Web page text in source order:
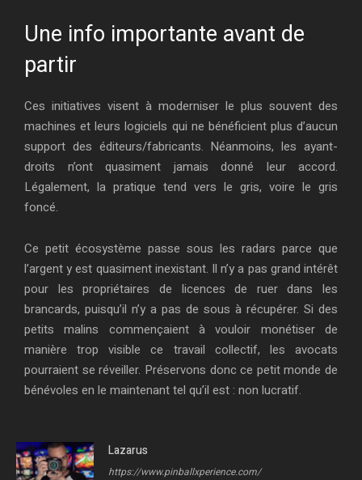
Une info importante avant de
partir
Ces initiatives visent à moderniser le plus souvent des
machines et leurs logiciels qui ne bénéficient plus d’aucun
support des éditeurs/fabricants. Néanmoins, les ayant-
droits n’ont quasiment jamais donné leur accord.
Légalement, la pratique tend vers le gris, voire le gris
foncé.
Ce petit écosystème passe sous les radars parce que
l’argent y est quasiment inexistant. Il n’y a pas grand intérêt
pour les propriétaires de licences de ruer dans les
brancards, puisqu’il n’y a pas de sous à récupérer. Si des
petits malins commençaient à vouloir monétiser de
manière trop visible ce travail collectif, les avocats
pourraient se réveiller. Préservons donc ce petit monde de
bénévoles en le maintenant tel qu’il est : non lucratif.
Lazarus
https://www.pinballxperience.com/